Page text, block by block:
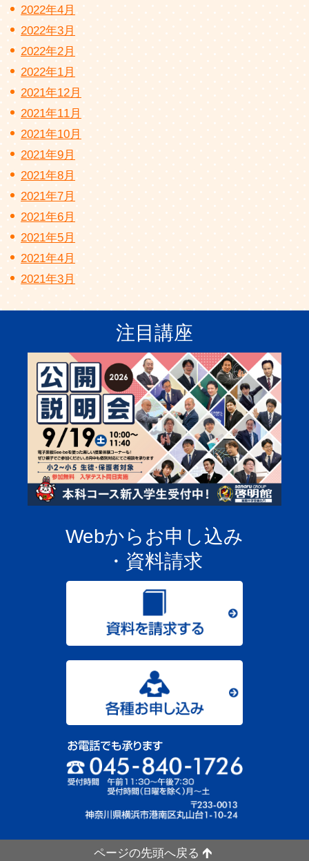
2022年4月
2022年3月
2022年2月
2022年1月
2021年12月
2021年11月
2021年10月
2021年9月
2021年8月
2021年7月
2021年6月
2021年5月
2021年4月
2021年3月
注目講座
Webからお申し込み
・資料請求
ページの先頭へ戻る